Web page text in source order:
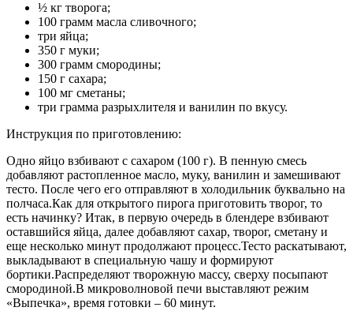
½ кг творога;
100 грамм масла сливочного;
три яйца;
350 г муки;
300 грамм смородины;
150 г сахара;
100 мг сметаны;
три грамма разрыхлителя и ванилин по вкусу.
Инструкция по приготовлению:
Одно яйцо взбивают с сахаром (100 г). В пенную смесь
добавляют растопленное масло, муку, ванилин и замешивают
тесто. После чего его отправляют в холодильник буквально на
полчаса.Как для открытого пирога приготовить творог, то
есть начинку? Итак, в первую очередь в блендере взбивают
оставшийся яйца, далее добавляют сахар, творог, сметану и
еще несколько минут продолжают процесс.Тесто раскатывают,
выкладывают в специальную чашу и формируют
бортики.Распределяют творожную массу, сверху посыпают
смородиной.В микроволновой печи выставляют режим
«Выпечка», время готовки – 60 минут.